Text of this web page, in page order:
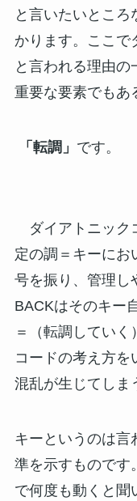
と言いたいとこ
かります。ここで
と言われる理由
重要な要素でもあ
「転調」 です。
ダイアトニック
定の調＝キーにお
号を振り、管理し
BACKはそのキー
＝（転調していく
コードの考え方を
混乱が生じてしま
キーというのは言
準を示すものです
で何度も動くと聞